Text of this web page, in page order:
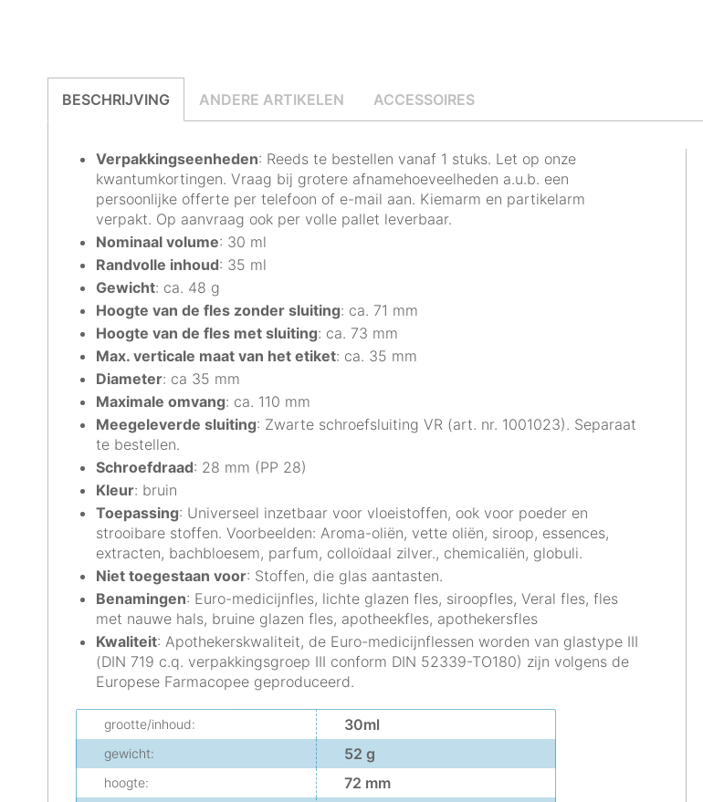
BESCHRIJVING ANDERE ARTIKELEN ACCESSOIRES
Verpakkingseenheden: Reeds te bestellen vanaf 1 stuks. Let op onze
kwantumkortingen. Vraag bij grotere afnamehoeveelheden a.u.b. een
persoonlijke offerte per telefoon of e-mail aan. Kiemarm en partikelarm
verpakt. Op aanvraag ook per volle pallet leverbaar.
Nominaal volume: 30 ml
Randvolle inhoud: 35 ml
Gewicht: ca. 48 g
Hoogte van de fles zonder sluiting: ca. 71 mm
Hoogte van de fles met sluiting: ca. 73 mm
Max. verticale maat van het etiket: ca. 35 mm
Diameter: ca 35 mm
Maximale omvang: ca. 110 mm
Meegeleverde sluiting: Zwarte schroefsluiting VR (art. nr. 1001023). Separaat
te bestellen.
Schroefdraad: 28 mm (PP 28)
Kleur: bruin
Toepassing: Universeel inzetbaar voor vloeistoffen, ook voor poeder en
strooibare stoffen. Voorbeelden: Aroma-oliën, vette oliën, siroop, essences,
extracten, bachbloesem, parfum, colloïdaal zilver., chemicaliën, globuli.
Niet toegestaan voor: Stoffen, die glas aantasten.
Benamingen: Euro-medicijnfles, lichte glazen fles, siroopfles, Veral fles, fles
met nauwe hals, bruine glazen fles, apotheekfles, apothekersfles
Kwaliteit: Apothekerskwaliteit, de Euro-medicijnflessen worden van glastype III
(DIN 719 c.q. verpakkingsgroep III conform DIN 52339-TO180) zijn volgens de
Europese Farmacopee geproduceerd.
grootte/inhoud: 30ml
gewicht: 52 g
hoogte: 72 mm